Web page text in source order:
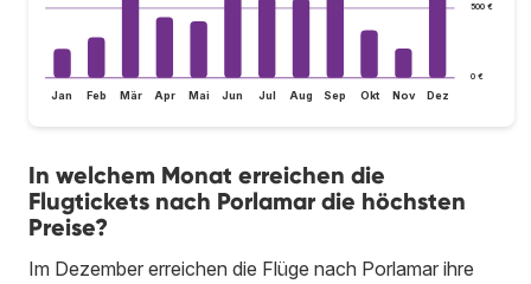
0 €
500 €
Jan Feb Mär Apr Mai Jun Jul Aug Sep Okt Nov Dez
In welchem Monat erreichen die
Flugtickets nach Porlamar die höchsten
Preise?
Im Dezember erreichen die Flüge nach Porlamar ihre